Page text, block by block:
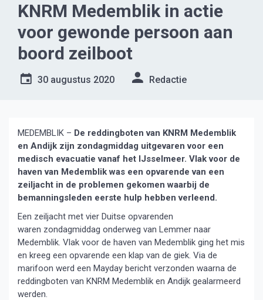
KNRM Medemblik in actie
voor gewonde persoon aan
boord zeilboot
30 augustus 2020 Redactie
MEDEMBLIK – De reddingboten van KNRM Medemblik
en Andijk zijn zondagmiddag uitgevaren voor een
medisch evacuatie vanaf het IJsselmeer. Vlak voor de
haven van Medemblik was een opvarende van een
zeiljacht in de problemen gekomen waarbij de
bemanningsleden eerste hulp hebben verleend.
Een zeiljacht met vier Duitse opvarenden
waren zondagmiddag onderweg van Lemmer naar
Medemblik. Vlak voor de haven van Medemblik ging het mis
en kreeg een opvarende een klap van de giek. Via de
marifoon werd een Mayday bericht verzonden waarna de
reddingboten van KNRM Medemblik en Andijk gealarmeerd
werden.